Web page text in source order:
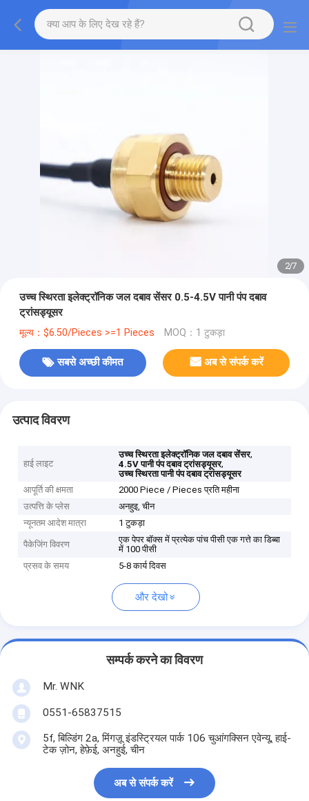
2/7
उच्च स्थिरता इलेक्ट्रॉनिक जल दबाव सेंसर 0.5-4.5V पानी पंप दबाव
ट्रांसड्यूसर
मूल्य：$6.50/Pieces >=1 Pieces MOQ：1 टुकड़ा
सबसे अच्छी कीमत अब से संपर्क करें
उत्पाद विवरण
हाई लाइट
उच्च स्थिरता इलेक्ट्रॉनिक जल दबाव सेंसर,
4.5V पानी पंप दबाव ट्रांसड्यूसर,
उच्च स्थिरता पानी पंप दबाव ट्रांसड्यूसर
आपूर्ति की क्षमता
2000 Piece / Pieces प्रति महीना
उत्पत्ति के प्लेस
अनहुइ, चीन
न्यूनतम आदेश मात्रा
1 टुकड़ा
पैकेजिंग विवरण
एक पेपर बॉक्स में प्रत्येक पांच पीसी एक गत्ते का डिब्बा
में 100 पीसी
प्रसव के समय
5-8 कार्य दिवस
और देखो
सम्पर्क करने का विवरण
Mr. WNK
0551-65837515
5f, बिल्डिंग 2a, मिंगज़ू इंडस्ट्रियल पार्क 106 चुआंगक्सिन एवेन्यू, हाई-
टेक ज़ोन, हेफ़ेई, अनहुई, चीन
अब से संपर्क करें